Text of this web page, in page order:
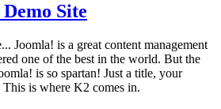
Site
Joomla! is a great content management
one of the best in the world. But the
is so spartan! Just a title, your
is where K2 comes in.